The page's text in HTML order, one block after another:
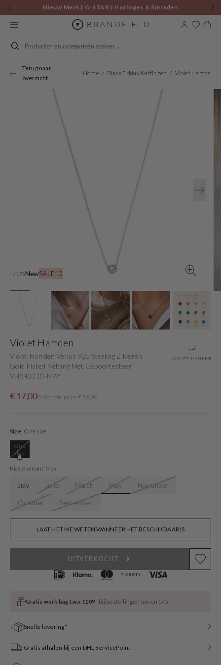
Skip to
content
Nieuw Merk | G-STAR | Horloges & Sieraden
Cart
Search
Terug naar
overzicht
Home Black Friday Kettingen
-71%NewSALE10
gallery
Violet Hamden
Violet Hamden Venus 925 Sterling Zilveren
Gold Plated Ketting Met Geboortesteen
VH340010-MAY
Sale
€ 17,00
OrigineleOriginele prijs: € 59,00
Size: One size
One
sizeVariant
sold
out
or
Kies je variant: May
July June March May November
October September
LAAT HET ME WETEN WANNEER HET BESCHIKBAAR IS
UITVERKOCHT
Gratis work bag t.w.v. €109 bij bestellingen boven €75
Snelle levering*
Gratis afhalen bij een DHL ServicePoint